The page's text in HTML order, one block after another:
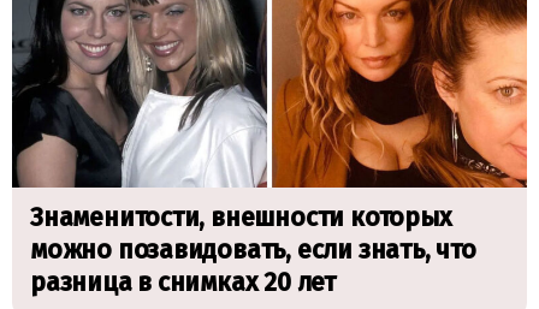
Знаменитости, внешности которых
можно позавидовать, если знать, что
разница в снимках 20 лет